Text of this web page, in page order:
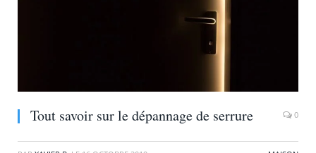
Tout savoir sur le dépannage de serrure 0